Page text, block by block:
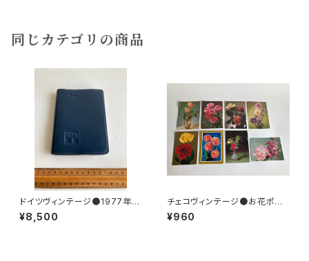
同じカテゴリの商品
ドイツヴィンテージ●1977年ポ
ケットカレンダーKDT手帳未使
用DDR
¥8,500
チェコヴィンテージ●お花ポスト
カード8枚組
¥960